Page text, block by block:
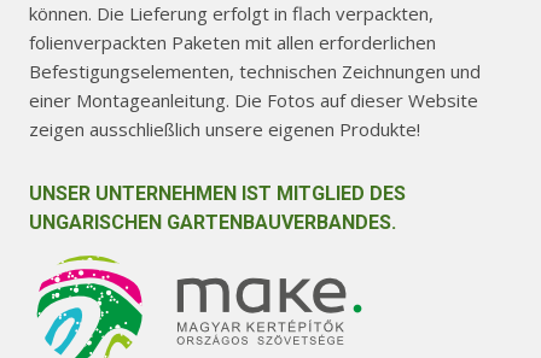
können. Die Lieferung erfolgt in flach verpackten,
folienverpackten Paketen mit allen erforderlichen
Befestigungselementen, technischen Zeichnungen und
einer Montageanleitung. Die Fotos auf dieser Website
zeigen ausschließlich unsere eigenen Produkte!
UNSER UNTERNEHMEN IST MITGLIED DES
UNGARISCHEN GARTENBAUVERBANDES.